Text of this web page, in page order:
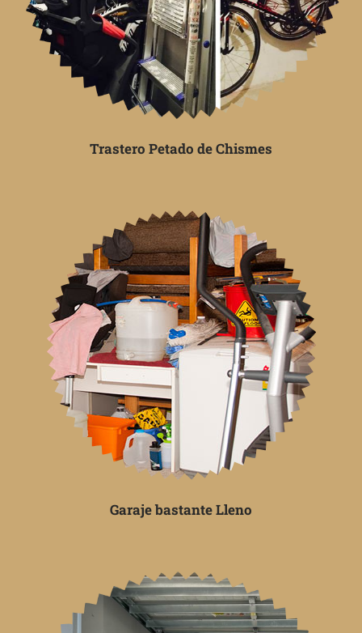
Trastero Petado de Chismes
Garaje bastante Lleno